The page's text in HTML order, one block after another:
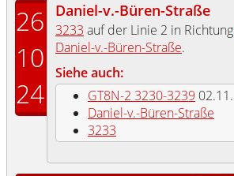
26
10
24
Daniel-v.-Büren-Straße
3233 auf der Linie 2 in Richtung
Daniel-v.-Büren-Straße.
Siehe auch:
GT8N-2 3230-3239
Daniel-v.-Büren-Straße
3233